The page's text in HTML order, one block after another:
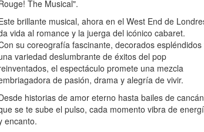
The Musical".
brillante musical, ahora en el West End de
vida al romance y la juerga del icónico cabaret.
su coreografía fascinante, decorados espléndidos
variedad deslumbrante de éxitos del pop
el espectáculo promete una mezcla
de pasión, drama y alegría de vivir.
historias de amor eterno hasta bailes de cancán
se te sube el pulso, cada momento vibra de
encanto.